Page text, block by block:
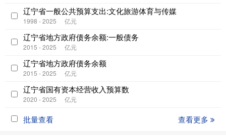
辽宁省一般公共预算支出:文化旅游体育与传媒
1998 - 2025 亿元
辽宁省地方政府债务余额:一般债务
2015 - 2025 亿元
辽宁省地方政府债务余额
2015 - 2025 亿元
辽宁省国有资本经营收入预算数
2020 - 2025 亿元
批量查看 查看更多